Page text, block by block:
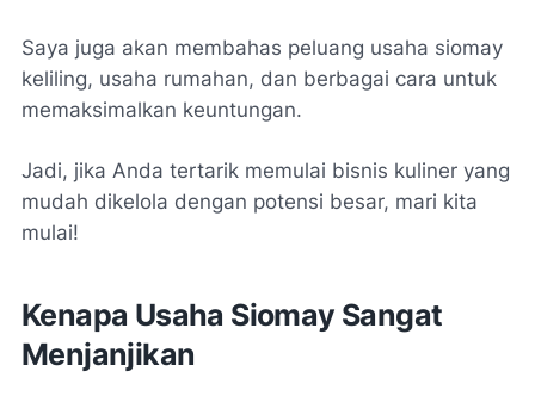
Saya juga akan membahas peluang usaha siomay
keliling, usaha rumahan, dan berbagai cara untuk
memaksimalkan keuntungan.
Jadi, jika Anda tertarik memulai bisnis kuliner yang
mudah dikelola dengan potensi besar, mari kita
mulai!
Kenapa Usaha Siomay Sangat
Menjanjikan